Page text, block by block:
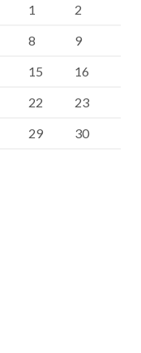
1
2
8
9
15
16
22
23
29
30